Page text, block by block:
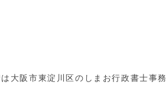
大阪市東淀川区のしまお行政書士事務